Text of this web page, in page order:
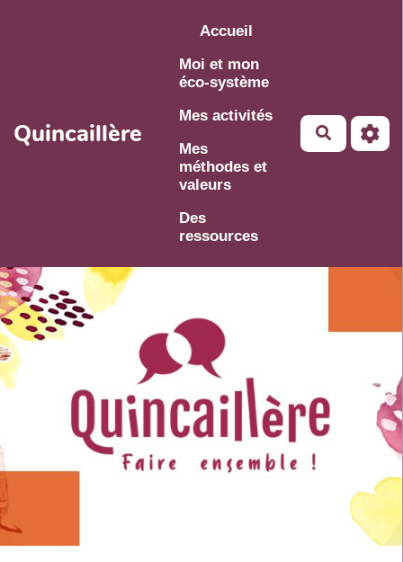
Aller au contenu principal
Quincaillère
Accueil
Moi et mon
éco-système
Mes activités
Mes
méthodes et
valeurs
Des
ressources